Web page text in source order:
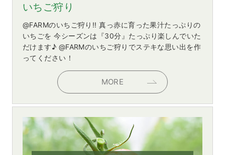
いちご狩り
@FARMのいちご狩り!! 真っ赤に育った果汁たっぷりの
いちごを 今シーズンは『30分』たっぷり楽しんでいた
だけます♪ @FARMのいちご狩りでステキな思い出を作
ってください！
MORE